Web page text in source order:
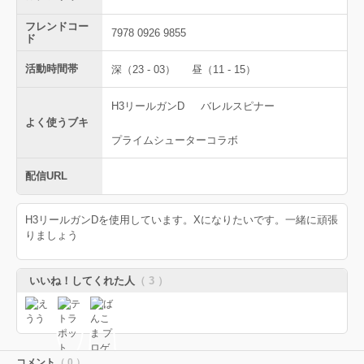
フレンドコー
ド
7978 0926 9855
活動時間帯 深（23 - 03） 昼（11 - 15）
よく使うブキ
H3リールガンD バレルスピナー
プライムシューターコラボ
配信URL
H3リールガンDを使用しています。Xになりたいです。一緒に頑張
りましょう
いいね！してくれた人 （ 3 ）